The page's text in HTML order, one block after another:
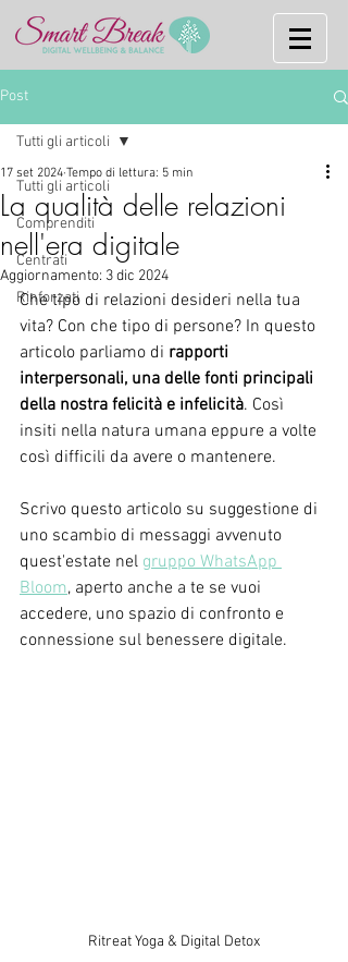
Post
Tutti gli articoli
Comprenditi
Centrati
Rinforzati
Tutti gli articoli
La qualità delle relazioni
nell'era digitale
17 set 2024 Tempo di lettura: 5 min
Aggiornamento: 3 dic 2024
Che tipo di relazioni desideri nella tua
vita? Con che tipo di persone? In questo
articolo parliamo di rapporti
interpersonali, una delle fonti principali
della nostra felicità e infelicità. Così
insiti nella natura umana eppure a volte
così difficili da avere o mantenere.
Scrivo questo articolo su suggestione di
uno scambio di messaggi avvenuto
quest'estate nel gruppo WhatsApp
Bloom, aperto anche a te se vuoi
accedere, uno spazio di confronto e
connessione sul benessere digitale.
Ritreat Yoga & Digital Detox